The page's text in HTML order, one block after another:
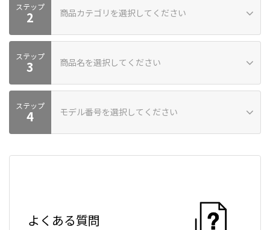
プロ向け 家庭向け
ステップ
2 商品カテゴリを選択してください
商品カテゴリーが見つかりません
ステップ
3 商品名を選択してください
商品が見つかりません
ステップ
4 モデル番号を選択してください
よくある質問